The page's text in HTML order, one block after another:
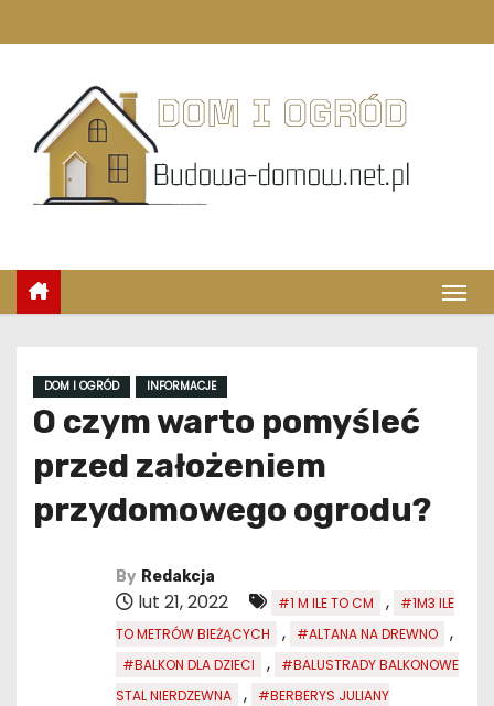
k
e
DOM I OGRÓD INFORMACJE
O czym warto pomyśleć
przed założeniem
przydomowego ogrodu?
By Redakcja
lut 21, 2022 #1 M ILE TO CM ,
#1M3 ILE
TO METRÓW BIEŻĄCYCH
, #ALTANA NA DREWNO ,
#BALKON DLA DZIECI ,
#BALUSTRADY BALKONOWE
STAL NIERDZEWNA
,
#BERBERYS JULIANY